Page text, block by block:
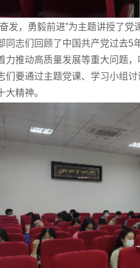
发，勇毅前进”为主题讲授了
同志们回顾了中国共产党过去
力推动高质量发展等重大问题
们要通过主题党课、学习小组
大精神。